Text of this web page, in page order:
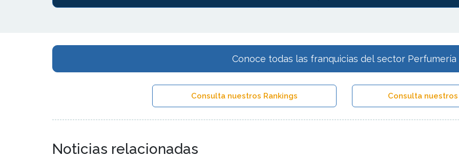
Conoce todas las franquicias del sector Perfumería
Consulta nuestros Rankings Consulta
Noticias relacionadas